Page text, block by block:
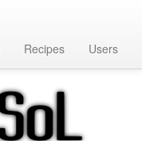
Recipes Users